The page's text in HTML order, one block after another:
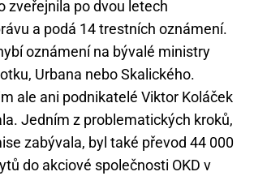
zveřejnila po dvou letech
a podá 14 trestních oznámení.
oznámení na bývalé ministry
Urbana nebo Skalického.
ale ani podnikatelé Viktor Koláček
Jedním z problematických kroků,
zabývala, byl také převod 44 000
do akciové společnosti OKD v